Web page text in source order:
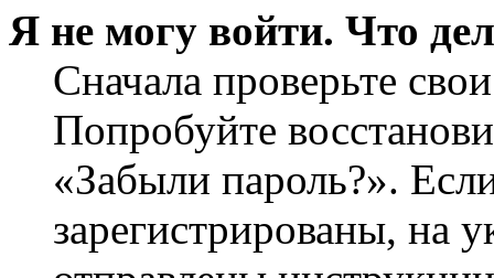
Я не могу войти. Что
Сначала проверьте
Попробуйте
«Забыли пароль?».
зарегистрированы, на